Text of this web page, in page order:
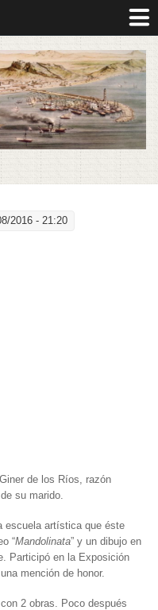
2016 - 21:20
de los Ríos, razón
su marido.
escuela artística que éste
“Mandolinata” y un dibujo en
Participó en la Exposición
mención de honor.
2 obras. Poco después